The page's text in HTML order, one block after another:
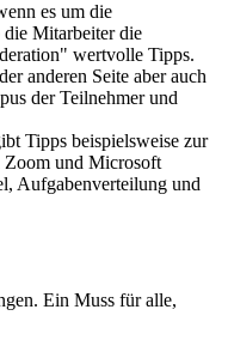
es um die
Mitarbeiter die
wertvolle Tipps.
anderen Seite aber auch
der Teilnehmer und
Tipps beispielsweise zur
Zoom und Microsoft
Aufgabenverteilung und
Ein Muss für alle,